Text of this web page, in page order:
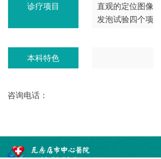
诊疗项目
直观的定位图像
发泡试验四个项目
本科特色
咨询电话：